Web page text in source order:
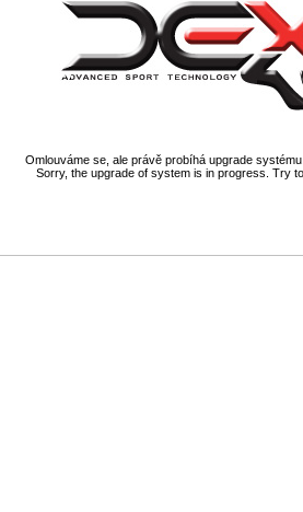
Omlouváme se, ale právě probíhá upgrade
Sorry, the upgrade of system is in progress. Try